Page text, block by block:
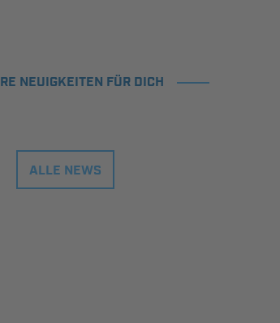
NEUIGKEITEN FÜR DICH
ALLE NEWS